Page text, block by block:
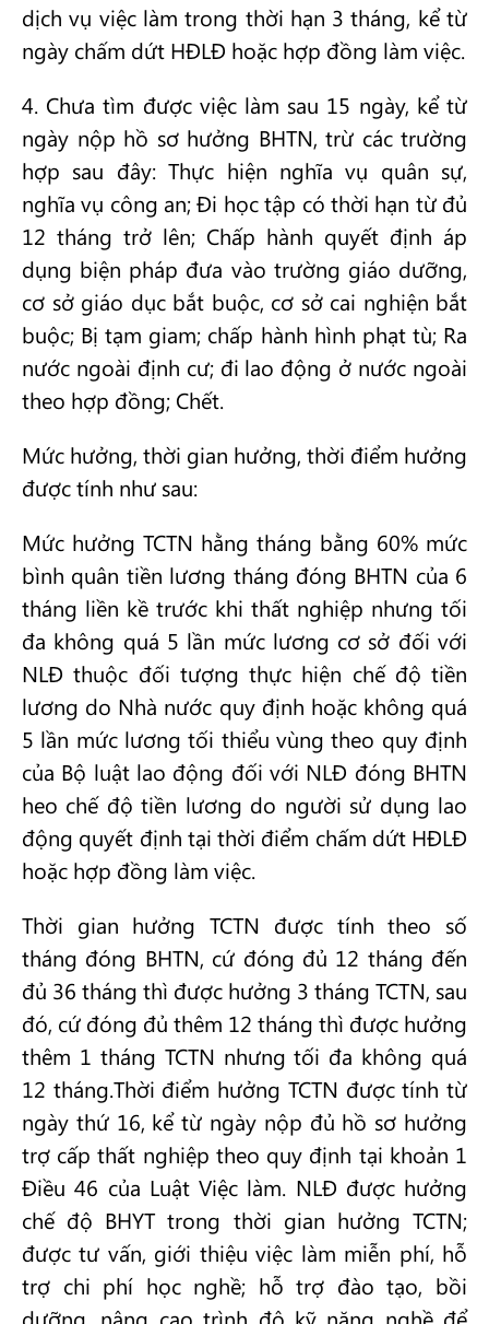
dịch vụ việc làm trong thời hạn 3 tháng, kể từ
ngày chấm dứt HĐLĐ hoặc hợp đồng làm việc.
4. Chưa tìm được việc làm sau 15 ngày, kể từ
ngày nộp hồ sơ hưởng BHTN, trừ các trường
hợp sau đây: Thực hiện nghĩa vụ quân sự,
nghĩa vụ công an; Đi học tập có thời hạn từ đủ
12 tháng trở lên; Chấp hành quyết định áp
dụng biện pháp đưa vào trường giáo dưỡng,
cơ sở giáo dục bắt buộc, cơ sở cai nghiện bắt
buộc; Bị tạm giam; chấp hành hình phạt tù; Ra
nước ngoài định cư; đi lao động ở nước ngoài
theo hợp đồng; Chết.
Mức hưởng, thời gian hưởng, thời điểm hưởng
được tính như sau:
Mức hưởng TCTN hằng tháng bằng 60% mức
bình quân tiền lương tháng đóng BHTN của 6
tháng liền kề trước khi thất nghiệp nhưng tối
đa không quá 5 lần mức lương cơ sở đối với
NLĐ thuộc đối tượng thực hiện chế độ tiền
lương do Nhà nước quy định hoặc không quá
5 lần mức lương tối thiểu vùng theo quy định
của Bộ luật lao động đối với NLĐ đóng BHTN
heo chế độ tiền lương do người sử dụng lao
động quyết định tại thời điểm chấm dứt HĐLĐ
hoặc hợp đồng làm việc.
Thời gian hưởng TCTN được tính theo số
tháng đóng BHTN, cứ đóng đủ 12 tháng đến
đủ 36 tháng thì được hưởng 3 tháng TCTN, sau
đó, cứ đóng đủ thêm 12 tháng thì được hưởng
thêm 1 tháng TCTN nhưng tối đa không quá
12 tháng.Thời điểm hưởng TCTN được tính từ
ngày thứ 16, kể từ ngày nộp đủ hồ sơ hưởng
trợ cấp thất nghiệp theo quy định tại khoản 1
Điều 46 của Luật Việc làm. NLĐ được hưởng
chế độ BHYT trong thời gian hưởng TCTN;
được tư vấn, giới thiệu việc làm miễn phí, hỗ
trợ chi phí học nghề; hỗ trợ đào tạo, bồi
dưỡng, nâng cao trình độ kỹ năng nghề để